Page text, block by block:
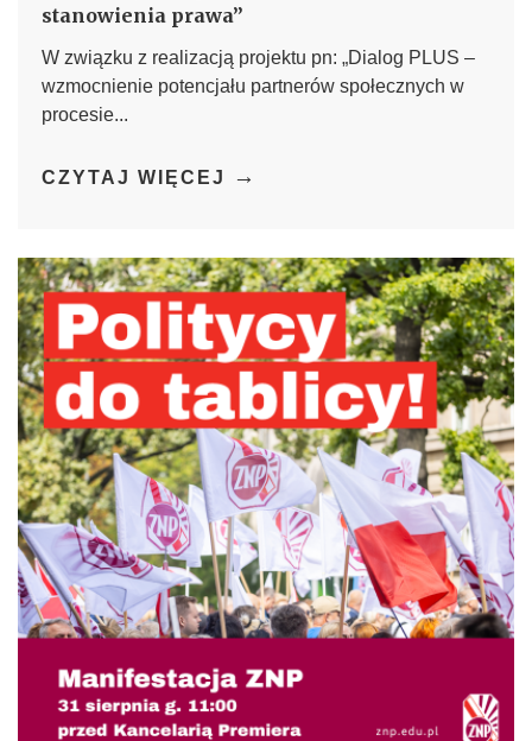
stanowienia prawa”
W związku z realizacją projektu pn: „Dialog PLUS –
wzmocnienie potencjału partnerów społecznych w
procesie...
CZYTAJ WIĘCEJ →